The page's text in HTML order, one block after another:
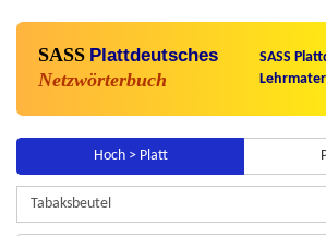
SASS Plattdeutsches
Netzwörterbuch
SASS
Hoch > Platt